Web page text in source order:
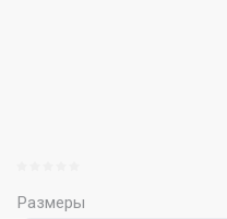
Размеры